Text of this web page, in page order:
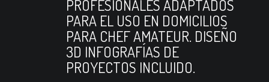
PROFESIONALES ADAPTADOS
PARA EL USO EN DOMICILIOS
PARA CHEF AMATEUR. DISEÑO
3D INFOGRAFÍAS DE
PROYECTOS INCLUIDO.